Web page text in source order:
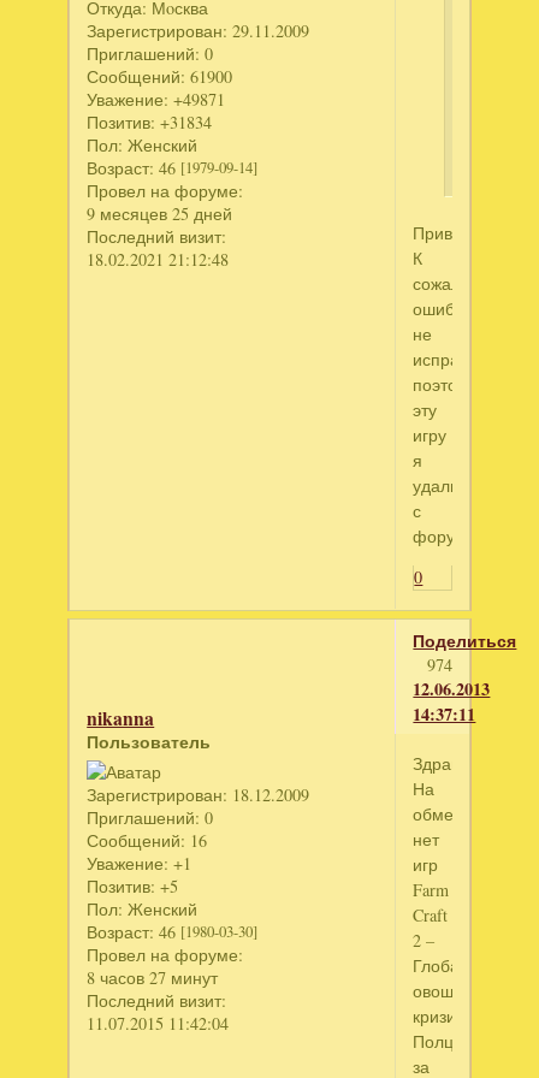
Откуда: Мoсква
Зарегистрирован: 29.11.2009
Приглашений: 0
Сообщений: 61900
Уважение: +49871
Позитив: +31834
Пол: Женский
Возраст: 46 [1979-09-14]
Провел на форуме:
9 месяцев 25 дней
Последний визит:
18.02.2021 21:12:48
Привет!!!
К
сожалению
ошибку
не
исправили,
поэтому
эту
игру
я
удалила
с
форума.
0
Поделиться
974
12.06.2013
14:37:11
nikanna
Пользователь
Зарегистрирован: 18.12.2009
Приглашений: 0
Сообщений: 16
Уважение: +1
Позитив: +5
Пол: Женский
Возраст: 46 [1980-03-30]
Провел на форуме:
8 часов 27 минут
Последний визит:
11.07.2015 11:42:04
Здравствуйте!
На
обменниках
нет
игр
Farm
Craft
2 –
Глобальный
овощной
кризис,
Полцарства
за